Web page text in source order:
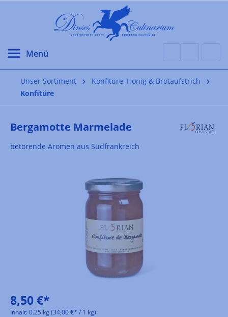
Unser Sortiment
Konfitüre, Honig & Brotaufstrich
Konfitüre
Bergamotte Marmelade
betörende Aromen aus Südfrankreich
8,50 €*
Inhalt: 0.25 kg (34,00 €* / 1 kg)